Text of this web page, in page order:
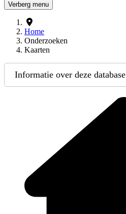
Verberg menu
Home
Onderzoeken
Kaarten
Informatie over deze database